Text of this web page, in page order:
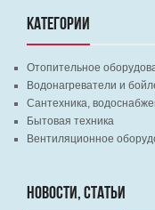
КАТЕГОРИИ
Отопительное
Водонагреватели и
Сантехника,
Бытовая техника
Вентиляционное
НОВОСТИ, СТАТЬИ